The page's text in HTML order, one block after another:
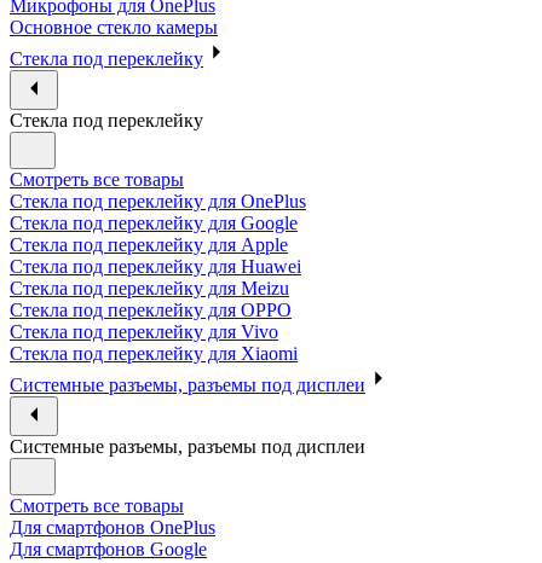
Микрофоны для OnePlus
Основное стекло камеры
Стекла под переклейку
Стекла под переклейку
Смотреть все товары
Стекла под переклейку для OnePlus
Стекла под переклейку для Google
Стекла под переклейку для Apple
Стекла под переклейку для Huawei
Стекла под переклейку для Meizu
Стекла под переклейку для OPPO
Стекла под переклейку для Vivo
Стекла под переклейку для Xiaomi
Системные разъемы, разъемы под дисплеи
Системные разъемы, разъемы под дисплеи
Смотреть все товары
Для смартфонов OnePlus
Для смартфонов Google